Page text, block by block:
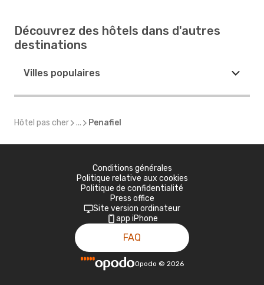
Découvrez des hôtels dans d'autres
destinations
Villes populaires
Hôtel pas cher ... Penafiel
Conditions générales
Politique relative aux cookies
Politique de confidentialité
Press office
Site version ordinateur
app iPhone
FAQ
Opodo © 2026